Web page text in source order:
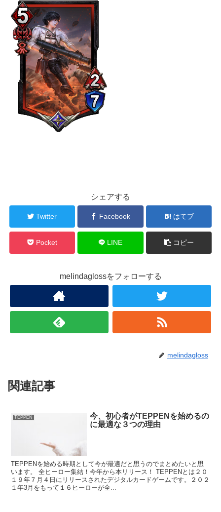
シェアする
Twitter Facebook はてブ
Pocket LINE コピー
melindaglossをフォローする
melindagloss
関連記事
TEPPEN
今、初心者がTEPPENを始めるの
に最適な３つの理由
TEPPENを始める時期として今が最適だと思うのでまとめたいと思
います。 全ヒーロー集結！今年から本リリース！ TEPPENとは２０
１９年７月４日にリリースされたデジタルカードゲームです。２０２
１年3月をもって１６ヒーローが全...